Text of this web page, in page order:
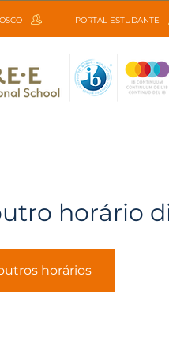
PORTAL ESTUDANTE
horário
horários